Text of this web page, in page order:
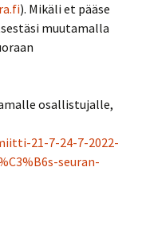
). Mikäli et pääse
muutamalla
osallistujalle,
21-7-24-7-2022-
seuran-